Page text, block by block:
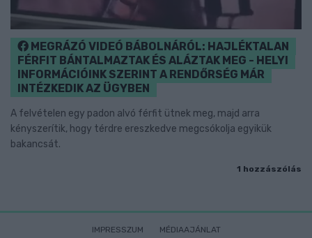
MEGRÁZÓ VIDEÓ BÁBOLNÁRÓL: HAJLÉKTALAN
FÉRFIT BÁNTALMAZTAK ÉS ALÁZTAK MEG - HELYI
INFORMÁCIÓINK SZERINT A RENDŐRSÉG MÁR
INTÉZKEDIK AZ ÜGYBEN
A felvételen egy padon alvó férfit ütnek meg, majd arra
kényszerítik, hogy térdre ereszkedve megcsókolja egyikük
bakancsát.
1 hozzászólás
IMPRESSZUM MÉDIAAJÁNLAT